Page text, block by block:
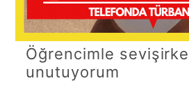
Öğrencimle
unutuyorum